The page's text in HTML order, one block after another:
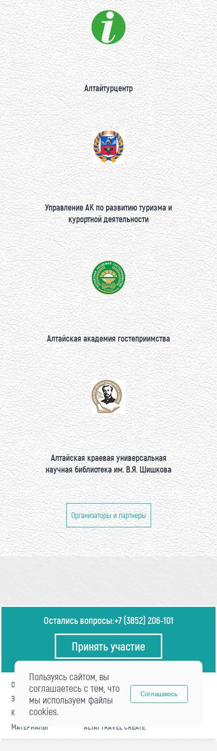
Алтайтурцентр
Управление АК по развитию туризма и
курортной деятельности
Алтайская академия гостеприимства
Алтайская краевая универсальная
научная библиотека им. В.Я. Шишкова
Организаторы и партнеры
Остались вопросы:+7 (3852) 206-101
Принять участие
О ФОРУМЕ
ПРОГРАММА
ЭКСПЕРТЫ
НОВОСТИ
КОНТАКТЫ
МАТЕРИАЛЫ
ALTAI TRAVEL CREATE
Пользуясь сайтом, вы
соглашаетесь с тем, что
мы используем файлы
cookies.
Соглашаюсь